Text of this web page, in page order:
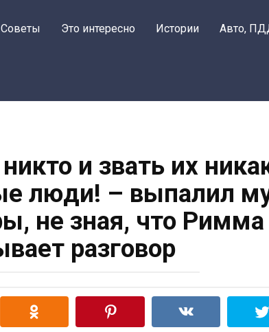
Советы Это интересно Истории Авто,
и звать их
люди! – выпалил
не зная, что Римма
разговор